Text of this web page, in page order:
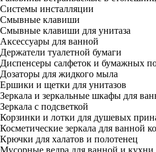
Системы инсталляции
Смывные клавиши
Смывные клавиши для унитаза
Аксессуары для ванной
Держатели туалетной бумаги
Диспенсеры салфеток и бумажных
Дозаторы для жидкого мыла
Ершики и щетки для унитазов
Зеркала и зеркальные шкафы для
Зеркала с подсветкой
Корзинки и лотки для душевых
Косметические зеркала для ванной
Крючки для халатов и полотенец
Мусорные ведра для ванной и кухни